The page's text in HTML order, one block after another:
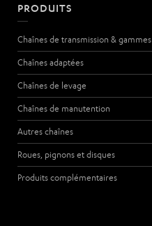
PRODUITS
Chaînes de transmission & gammes
Chaînes adaptées
Chaînes de levage
Chaînes de manutention
Autres chaînes
Roues, pignons et disques
Produits complémentaires